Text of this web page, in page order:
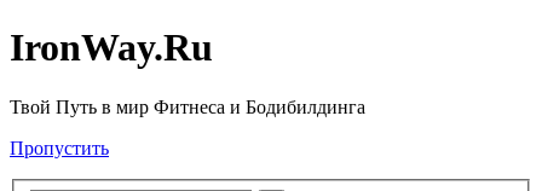
IronWay.Ru
Твой Путь в мир Фитнеса и Бодибилдинга
Пропустить